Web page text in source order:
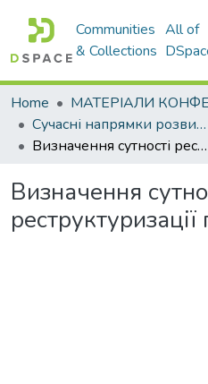
Communities
& Collections
All of
Home
Сучасні напрямки розвитку економіки і менеджменту на підприємствах України
Визначення сутності реструктуризації підприємства
Визначення